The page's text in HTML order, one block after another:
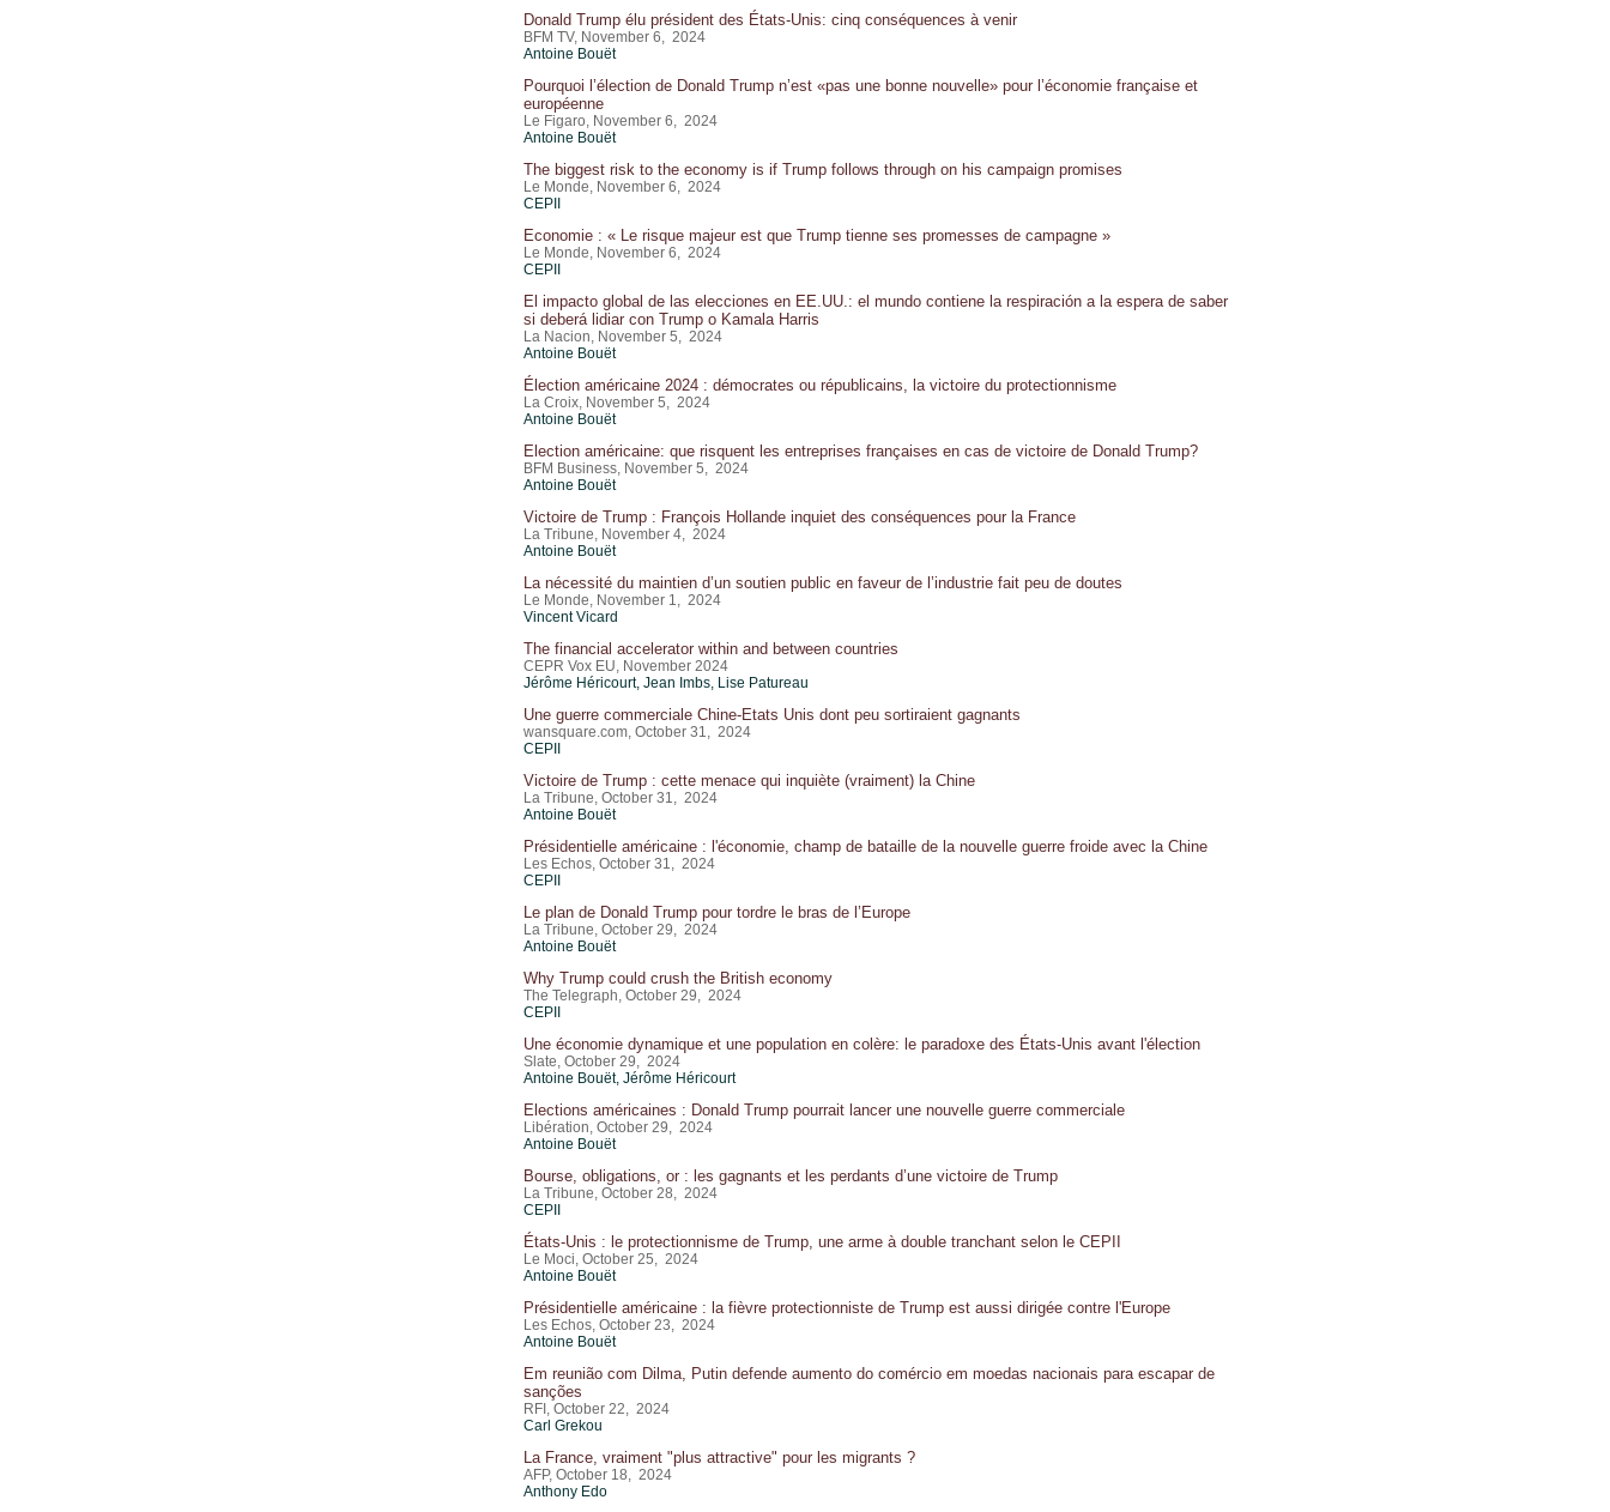
Donald Trump élu président des États-Unis: cinq conséquences à venir
BFM TV, November 6, 2024
Antoine Bouët
Pourquoi l’élection de Donald Trump n’est «pas une bonne nouvelle» pour l’économie française et
européenne
Le Figaro, November 6, 2024
Antoine Bouët
The biggest risk to the economy is if Trump follows through on his campaign promises
Le Monde, November 6, 2024
CEPII
Economie : « Le risque majeur est que Trump tienne ses promesses de campagne »
Le Monde, November 6, 2024
CEPII
El impacto global de las elecciones en EE.UU.: el mundo contiene la respiración a la espera de saber
si deberá lidiar con Trump o Kamala Harris
La Nacion, November 5, 2024
Antoine Bouët
Élection américaine 2024 : démocrates ou républicains, la victoire du protectionnisme
La Croix, November 5, 2024
Antoine Bouët
Election américaine: que risquent les entreprises françaises en cas de victoire de Donald Trump?
BFM Business, November 5, 2024
Antoine Bouët
Victoire de Trump : François Hollande inquiet des conséquences pour la France
La Tribune, November 4, 2024
Antoine Bouët
La nécessité du maintien d’un soutien public en faveur de l’industrie fait peu de doutes
Le Monde, November 1, 2024
Vincent Vicard
The financial accelerator within and between countries
CEPR Vox EU, November 2024
Jérôme Héricourt, Jean Imbs, Lise Patureau
Une guerre commerciale Chine-Etats Unis dont peu sortiraient gagnants
wansquare.com, October 31, 2024
CEPII
Victoire de Trump : cette menace qui inquiète (vraiment) la Chine
La Tribune, October 31, 2024
Antoine Bouët
Présidentielle américaine : l'économie, champ de bataille de la nouvelle guerre froide avec la Chine
Les Echos, October 31, 2024
CEPII
Le plan de Donald Trump pour tordre le bras de l’Europe
La Tribune, October 29, 2024
Antoine Bouët
Why Trump could crush the British economy
The Telegraph, October 29, 2024
CEPII
Une économie dynamique et une population en colère: le paradoxe des États-Unis avant l'élection
Slate, October 29, 2024
Antoine Bouët, Jérôme Héricourt
Elections américaines : Donald Trump pourrait lancer une nouvelle guerre commerciale
Libération, October 29, 2024
Antoine Bouët
Bourse, obligations, or : les gagnants et les perdants d’une victoire de Trump
La Tribune, October 28, 2024
CEPII
États-Unis : le protectionnisme de Trump, une arme à double tranchant selon le CEPII
Le Moci, October 25, 2024
Antoine Bouët
Présidentielle américaine : la fièvre protectionniste de Trump est aussi dirigée contre l'Europe
Les Echos, October 23, 2024
Antoine Bouët
Em reunião com Dilma, Putin defende aumento do comércio em moedas nacionais para escapar de
sanções
RFI, October 22, 2024
Carl Grekou
La France, vraiment "plus attractive" pour les migrants ?
AFP, October 18, 2024
Anthony Edo